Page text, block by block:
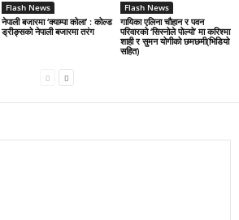
Flash News
नेपाली बजारमा ‘क्याम्पा कोला’ : कोल्ड
ड्रीङ्सको नेपाली बजारमा तरंग
Flash News
गायिका एलिना चौहान र पवन
परिवारको ‘सिस्नोले पोल्यो’ मा करिश्मा
शाही र सुमन योगीको छमछमी(भिडियो
सहित)